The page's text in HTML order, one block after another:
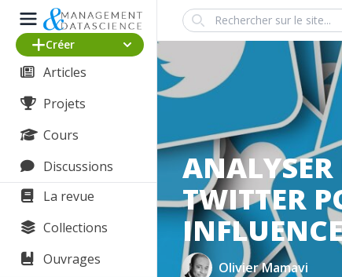
Créer
Articles
Projets
Cours
Discussions
La revue
Collections
Ouvrages
Search
TWITTER
Olivier Mamavi